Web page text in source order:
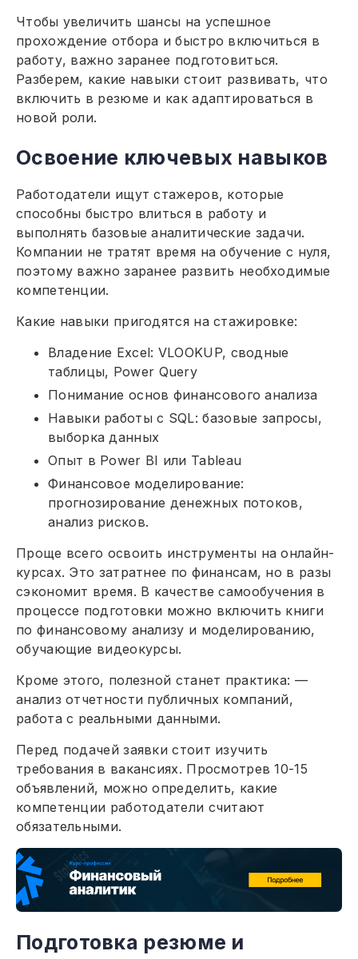
Чтобы увеличить шансы на успешное
прохождение отбора и быстро включиться в
работу, важно заранее подготовиться.
Разберем, какие навыки стоит развивать, что
включить в резюме и как адаптироваться в
новой роли.
Освоение ключевых навыков
Работодатели ищут стажеров, которые
способны быстро влиться в работу и
выполнять базовые аналитические задачи.
Компании не тратят время на обучение с нуля,
поэтому важно заранее развить необходимые
компетенции.
Какие навыки пригодятся на стажировке:
Владение Excel: VLOOKUP, сводные
таблицы, Power Query
Понимание основ финансового анализа
Навыки работы с SQL: базовые запросы,
выборка данных
Опыт в Power BI или Tableau
Финансовое моделирование:
прогнозирование денежных потоков,
анализ рисков.
Проще всего освоить инструменты на онлайн-
курсах. Это затратнее по финансам, но в разы
сэкономит время. В качестве самообучения в
процессе подготовки можно включить книги
по финансовому анализу и моделированию,
обучающие видеокурсы.
Кроме этого, полезной станет практика: —
анализ отчетности публичных компаний,
работа с реальными данными.
Перед подачей заявки стоит изучить
требования в вакансиях. Просмотрев 10-15
объявлений, можно определить, какие
компетенции работодатели считают
обязательными.
Подготовка резюме и